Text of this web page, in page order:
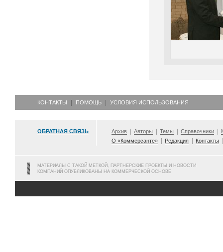
КОНТАКТЫ ПОМОЩЬ УСЛОВИЯ ИСПОЛЬЗОВАНИЯ
ОБРАТНАЯ СВЯЗЬ Архив Авторы Темы Справочники
О «Коммерсанте»
Редакция Контакты
МАТЕРИАЛЫ С ТАКОЙ МЕТКОЙ, ПАРТНЕРСКИЕ ПРОЕКТЫ И НОВОСТИ
КОМПАНИЙ ОПУБЛИКОВАНЫ НА КОММЕРЧЕСКОЙ ОСНОВЕ